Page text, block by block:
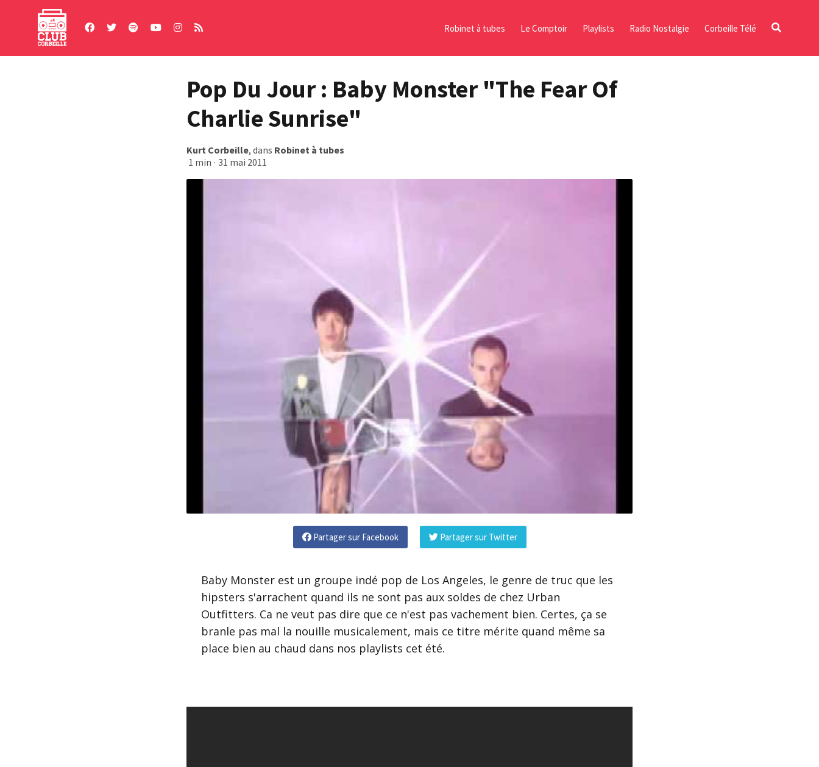
Robinet à tubes Le Comptoir Playlists Radio Nostalgie Corbeille Télé
Pop Du Jour : Baby Monster "The Fear Of
Charlie Sunrise"
Kurt Corbeille, dans Robinet à tubes
1 min · 31 mai 2011
Partager sur Facebook Partager sur Twitter
Baby Monster est un groupe indé pop de Los Angeles, le genre de truc que les
hipsters s'arrachent quand ils ne sont pas aux soldes de chez Urban
Outfitters. Ca ne veut pas dire que ce n'est pas vachement bien. Certes, ça se
branle pas mal la nouille musicalement, mais ce titre mérite quand même sa
place bien au chaud dans nos playlists cet été.